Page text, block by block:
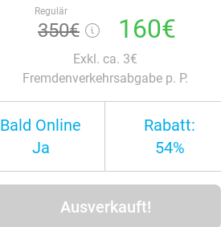
Regulär
350€ 160€
Exkl. ca. 3€
Fremdenverkehrsabgabe p. P.
Bald Online
Ja
Rabatt:
54%
Ausverkauft!